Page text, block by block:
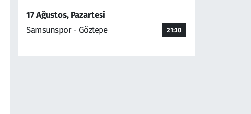
17 Ağustos, Pazartesi
Samsunspor - Göztepe
21:30